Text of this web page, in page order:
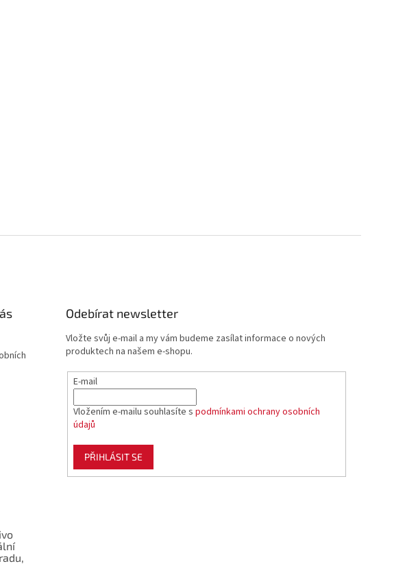
Odebírat newsletter
Vložte svůj e-mail a my vám budeme zasílat informace o nových
produktech na našem e-shopu.
E-mail
Vložením e-mailu souhlasíte spodmínkami ochrany osobních
údajů
PŘIHLÁSIT SE